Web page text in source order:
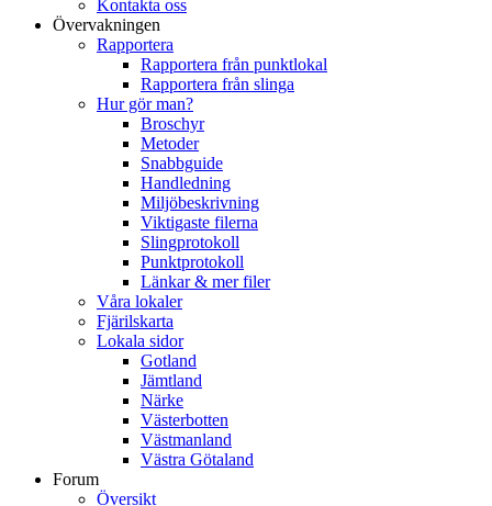
Kontakta oss
Övervakningen
Rapportera
Rapportera från punktlokal
Rapportera från slinga
Hur gör man?
Broschyr
Metoder
Snabbguide
Handledning
Miljöbeskrivning
Viktigaste filerna
Slingprotokoll
Punktprotokoll
Länkar & mer filer
Våra lokaler
Fjärilskarta
Lokala sidor
Gotland
Jämtland
Närke
Västerbotten
Västmanland
Västra Götaland
Forum
Översikt